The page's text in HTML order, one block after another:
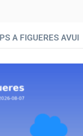
A FIGUERES AVUI